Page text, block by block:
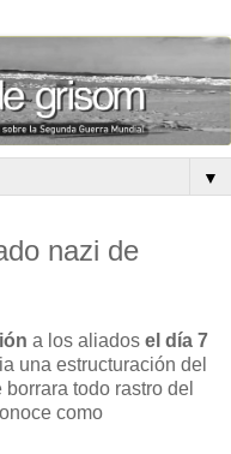
▼
nazi de
a los aliados el día 7
una estructuración del
todo rastro del
como